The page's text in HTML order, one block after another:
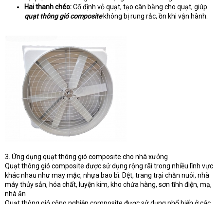
Hai thanh chéo:Cố định vỏ quạt, tạo cân bằng cho quạt, giúp
quạt thông gió compositekhông bị rung rắc, ồn khi vận hành.
3. Ứng dụng quạt thông gió composite cho nhà xưởng
Quạt thông gió composite được sử dụng rộng rãi trong nhiều lĩnh vực
khác nhau như may mặc, nhựa bao bì. Dệt, trang trại chăn nuôi, nhà
máy thủy sản, hóa chất, luyện kim, kho chứa hàng, sơn tĩnh điện, mạ,
nhà ăn